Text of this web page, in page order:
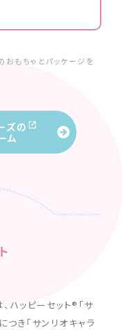
おもちゃとパッケージを
ズの
ム
ハッピーセット®「サ
つき「サンリオキャラ